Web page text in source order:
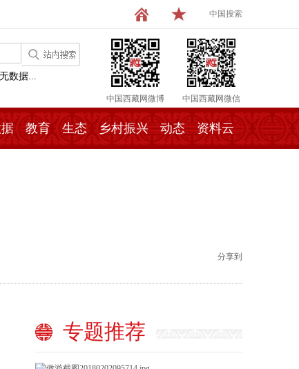
中国搜索
中国西藏网微博 中国西藏网微信
数据...
教育 生态 乡村振兴 动态 资料云
分享到
专题推荐